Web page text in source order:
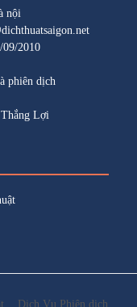
nội
2010
phiên dịch
Lợi
Dịch Vụ Phiên dịch